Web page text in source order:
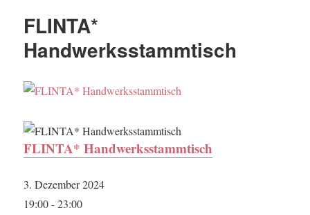
FLINTA*
Handwerksstammtisch
FLINTA* Handwerksstammtisch
3. Dezember 2024
19:00 - 23:00